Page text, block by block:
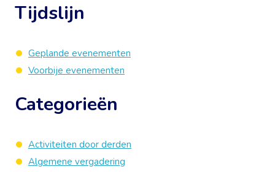
Tijdslijn
Geplande evenementen
Voorbije evenementen
Categorieën
Activiteiten door derden
Algemene vergadering